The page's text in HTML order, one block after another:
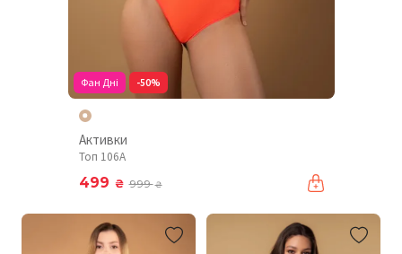
Фан Дні -50%
Активки
Топ 106A
499 ₴ 999₴